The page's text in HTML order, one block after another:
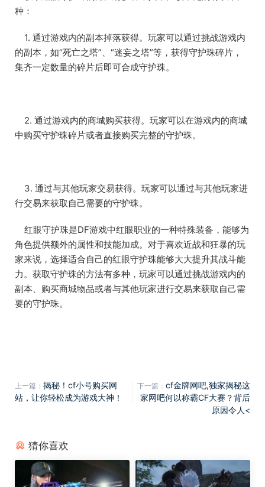
种：
1. 通过游戏内的副本掉落获得。玩家可以通过挑战游戏内
的副本，如“死亡之塔”、“迷妄之塔”等，获得守护珠碎片，
集齐一定数量的碎片后即可合成守护珠。
2. 通过游戏内的商城购买获得。玩家可以在游戏内的商城
中购买守护珠碎片或者直接购买完整的守护珠。
3. 通过与其他玩家交易获得。玩家可以通过与其他玩家进
行交易来获取自己需要的守护珠。
红眼守护珠是DF游戏中红眼职业的一种特殊装备，能够为
角色提供额外的属性和技能加成。对于喜欢近战和狂暴的玩
家来说，选择适合自己的红眼守护珠能够大大提升其战斗能
力。获取守护珠的方法有多种，玩家可以通过挑战游戏内的
副本、购买商城物品或者与其他玩家进行交易来获取自己需
要的守护珠。
上一篇： 揭秘！cf小号购买网
站，让你轻松成为游戏大神！
下一篇： cf金牌网吧,独家揭秘这
家网吧何以称霸CF大赛？背后
原因令人<
猜你喜欢